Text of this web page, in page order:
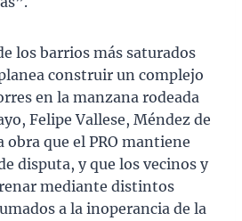
los barrios más saturados
construir un complejo
en la manzana rodeada
Felipe Vallese, Méndez de
obra que el PRO mantiene
disputa, y que los vecinos y
mediante distintos
a la inoperancia de la